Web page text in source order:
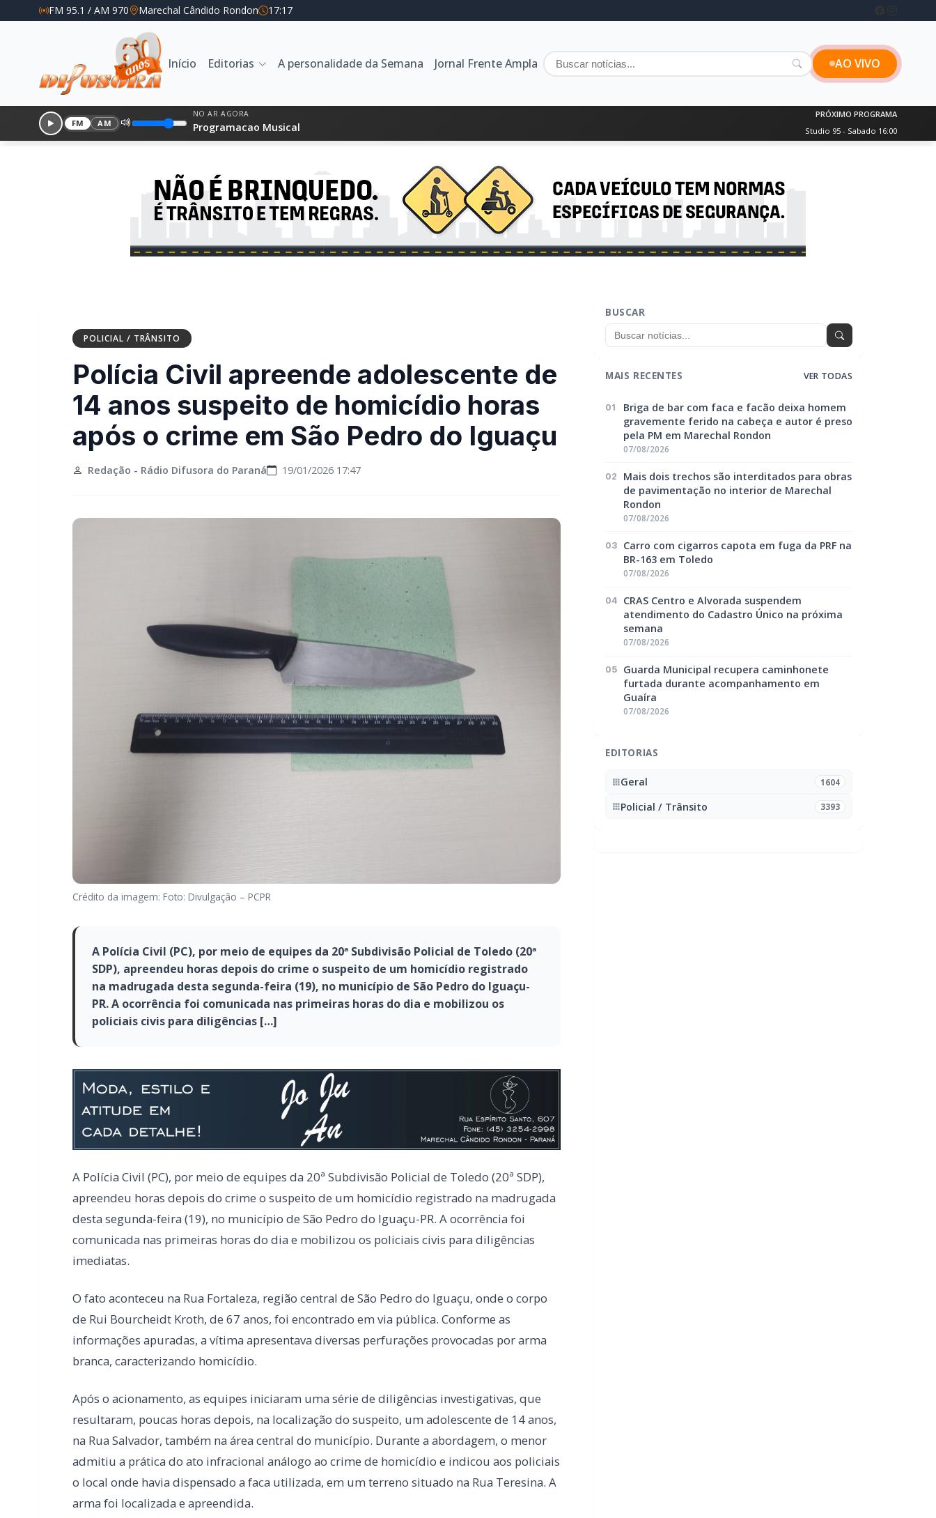
FM 95.1 / AM 970 Marechal Cândido Rondon 17:17
Início Editorias A personalidade da Semana Jornal Frente Ampla AO VIVO
FM AM
NO AR AGORA
Programacao Musical
PRÓXIMO PROGRAMA
Studio 95 - Sabado 16:00
POLICIAL / TRÂNSITO
Polícia Civil apreende adolescente de
14 anos suspeito de homicídio horas
após o crime em São Pedro do Iguaçu
Redação - Rádio Difusora do Paraná 19/01/2026 17:47
Crédito da imagem: Foto: Divulgação – PCPR
A Polícia Civil (PC), por meio de equipes da 20ª Subdivisão Policial de Toledo (20ª
SDP), apreendeu horas depois do crime o suspeito de um homicídio registrado
na madrugada desta segunda-feira (19), no município de São Pedro do Iguaçu-
PR. A ocorrência foi comunicada nas primeiras horas do dia e mobilizou os
policiais civis para diligências […]
A Polícia Civil (PC), por meio de equipes da 20ª Subdivisão Policial de Toledo (20ª SDP),
apreendeu horas depois do crime o suspeito de um homicídio registrado na madrugada
desta segunda-feira (19), no município de São Pedro do Iguaçu-PR. A ocorrência foi
comunicada nas primeiras horas do dia e mobilizou os policiais civis para diligências
O fato aconteceu na Rua Fortaleza, região central de São Pedro do Iguaçu, onde o corpo
de Rui Bourcheidt Kroth, de 67 anos, foi encontrado em via pública. Conforme as
informações apuradas, a vítima apresentava diversas perfurações provocadas por arma
branca, caracterizando homicídio.
Após o acionamento, as equipes iniciaram uma série de diligências investigativas, que
resultaram, poucas horas depois, na localização do suspeito, um adolescente de 14 anos,
na Rua Salvador, também na área central do município. Durante a abordagem, o menor
admitiu a prática do ato infracional análogo ao crime de homicídio e indicou aos policiais
arma foi localizada e apreendida.
LEIA TAMBÉM
Mais dois trechos são interditados para obras de pavimentação no interior de
Marechal Rondon
BUSCAR
MAIS RECENTES VER TODAS
01
Briga de bar com faca e facão deixa homem
gravemente ferido na cabeça e autor é preso
pela PM em Marechal Rondon
07/08/2026
02
Mais dois trechos são interditados para obras
de pavimentação no interior de Marechal
Rondon
07/08/2026
03
Carro com cigarros capota em fuga da PRF na
BR-163 em Toledo
07/08/2026
04
CRAS Centro e Alvorada suspendem
atendimento do Cadastro Único na próxima
semana
07/08/2026
05
Guarda Municipal recupera caminhonete
furtada durante acompanhamento em
Guaíra
07/08/2026
EDITORIAS
Geral 1604
Policial / Trânsito 3393